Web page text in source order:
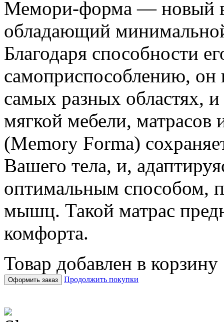
Мемори-форма — новый
обладающий
Благодаря способности
самоприспособлению,
самых разных областях,
мягкой мебели,
(Memory Forma)
Вашего тела, и,
оптимальным способом,
мышц. Такой матрас
комфорта.
Товар добавлен в корзину
Оформить заказ Продолжить покупки